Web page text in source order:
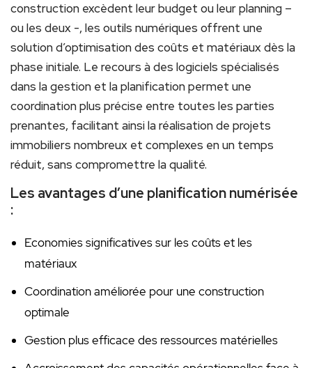
construction excèdent leur budget ou leur planning –
ou les deux -, les outils numériques offrent une
solution d’optimisation des coûts et matériaux dès la
phase initiale. Le recours à des logiciels spécialisés
dans la gestion et la planification permet une
coordination plus précise entre toutes les parties
prenantes, facilitant ainsi la réalisation de projets
immobiliers nombreux et complexes en un temps
réduit, sans compromettre la qualité.
Les avantages d’une planification numérisée
:
Economies significatives sur les coûts et les
matériaux
Coordination améliorée pour une construction
optimale
Gestion plus efficace des ressources matérielles